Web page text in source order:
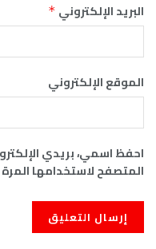
البريد الإلكتروني *
الموقع الإلكتروني
احفظ اسمي، بريدي
المتصفح لاستخدامها